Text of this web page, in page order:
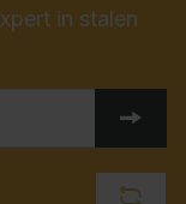
in stalen